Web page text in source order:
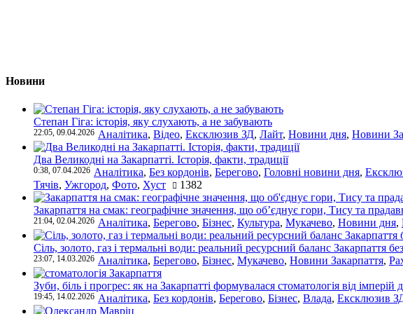
Новини
Степан Гіга: історія, яку слухають, а не забувають
22:05, 09.04.2026 Аналітика, Відео, Ексклюзив ЗД, Лайт, Новини дня, Новини
Два Великодні на Закарпатті. Історія, факти, традиції
0:38, 07.04.2026 Аналітика, Без кордонів, Берегово, Головні новини дня,
Тячів, Ужгород, Фото, Хуст 1382
Закарпаття на смак: географічне значення, що об’єднує гори, Тису та
21:04, 02.04.2026 Аналітика, Берегово, Бізнес, Культура, Мукачево, Новини дня,
Сіль, золото, газ і термальні води: реальний ресурсний баланс Закарпаття
23:07, 14.03.2026 Аналітика, Берегово, Бізнес, Мукачево, Новини Закарпаття,
Зуби, біль і прогрес: як на Закарпатті формувалася стоматологія від імперій
19:45, 14.02.2026 Аналітика, Без кордонів, Берегово, Бізнес, Влада, Ексклюзив